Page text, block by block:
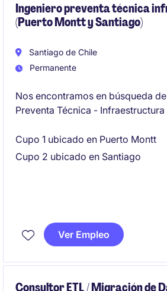
internos.
Ingeniero preventa técnica
(Puerto Montt y Santiago)
Santiago de Chile
Permanente
Nos encontramos en búsqueda
Preventa Técnica -
Puerto Montt y Santiago
Cupo 1 ubicado en Puerto Montt
Cupo 2 ubicado en Santiago
Ver Empleo
Consultor ETL / Migración de